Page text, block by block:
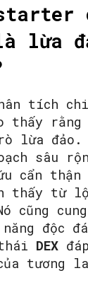
lừa
tích
thấy rằng
lừa đảo.
sâu
cẩn
thấy từ
cũng
độc
DEX
tương